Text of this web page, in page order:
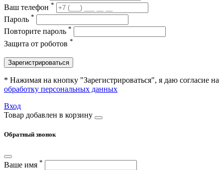
Ваш телефон *
Пароль *
Повторите пароль *
Защита от роботов *
Зарегистрироваться
* Нажимая на кнопку "Зарегистрироваться", я даю согласие на
обработку персональных данных
Вход
Товар добавлен в корзину
Обратный звонок
Ваше имя *